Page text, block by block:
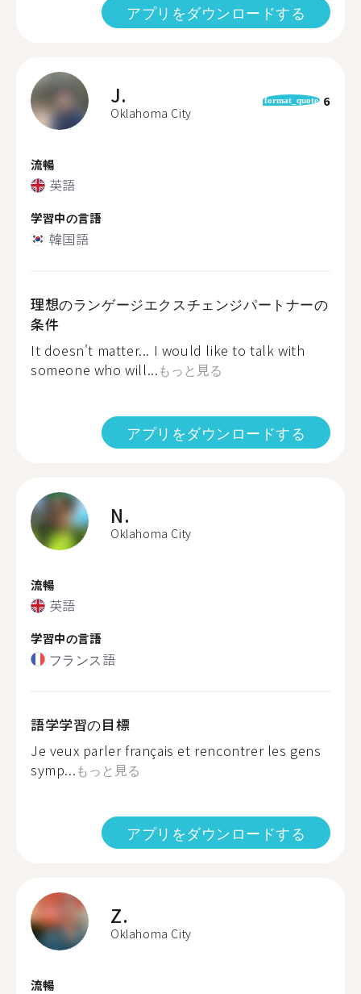
アプリをダウンロードする
J.
Oklahoma City
format_quote 6
流暢
英語
学習中の言語
韓国語
理想のランゲージエクスチェンジパートナーの
条件
It doesn't matter... I would like to talk with
someone who will...もっと見る
アプリをダウンロードする
N.
Oklahoma City
流暢
英語
学習中の言語
フランス語
語学学習の目標
Je veux parler français et rencontrer les gens
symp...もっと見る
アプリをダウンロードする
Z.
Oklahoma City
流暢